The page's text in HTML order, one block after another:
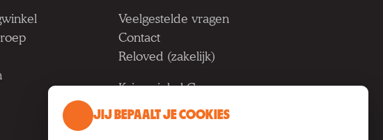
Veelgestelde vragen
Contact
Reloved (zakelijk)
Kringwinkel Groep vzw
Koning Albertlaan 124, 9000
JIJ BEPAALT JE COOKIES